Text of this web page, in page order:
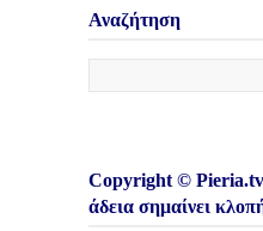
Άρθρων
Αναζήτηση
Copyright © Pieria.tv
άδεια σημαίνει